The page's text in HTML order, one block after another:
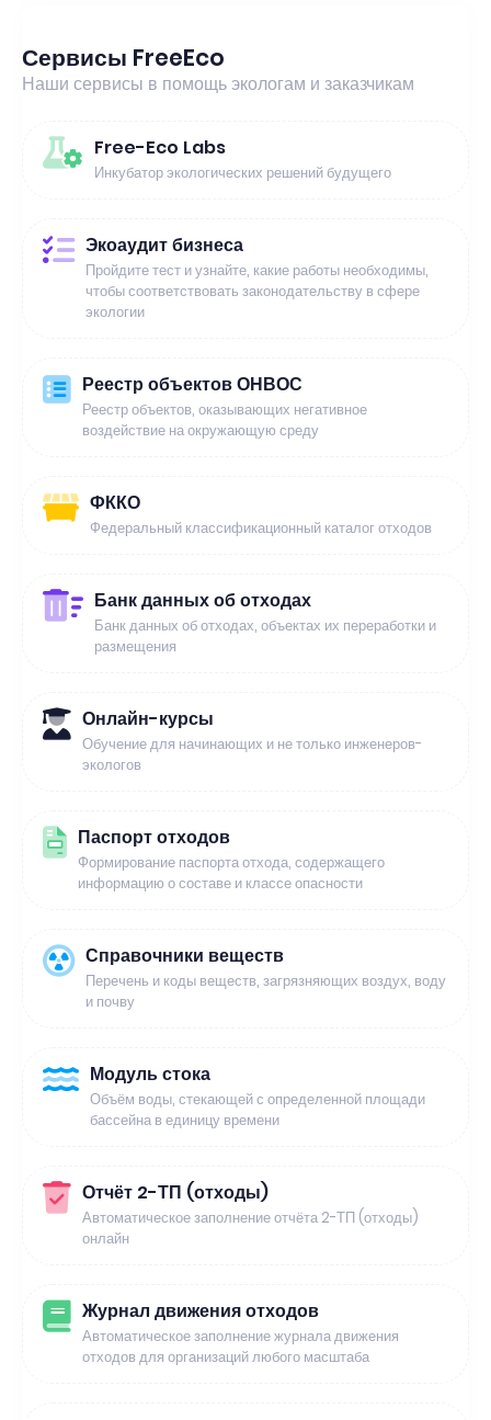
Сервисы FreeEco
Наши сервисы в помощь экологам и заказчикам
Free-Eco Labs
Инкубатор экологических решений будущего
Экоаудит бизнеса
Пройдите тест и узнайте, какие работы необходимы,
чтобы соответствовать законодательству в сфере
экологии
Реестр объектов ОНВОС
Реестр объектов, оказывающих негативное
воздействие на окружающую среду
ФККО
Федеральный классификационный каталог отходов
Банк данных об отходах
Банк данных об отходах, объектах их переработки и
размещения
Онлайн-курсы
Обучение для начинающих и не только инженеров-
экологов
Паспорт отходов
Формирование паспорта отхода, содержащего
информацию о составе и классе опасности
Справочники веществ
Перечень и коды веществ, загрязняющих воздух, воду
и почву
Модуль стока
Объём воды, стекающей с определенной площади
бассейна в единицу времени
Отчёт 2-ТП (отходы)
Автоматическое заполнение отчёта 2-ТП (отходы)
онлайн
Журнал движения отходов
Автоматическое заполнение журнала движения
отходов для организаций любого масштаба